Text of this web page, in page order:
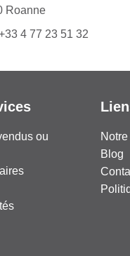
Roanne
4 77 23 51 32
ou
Blog